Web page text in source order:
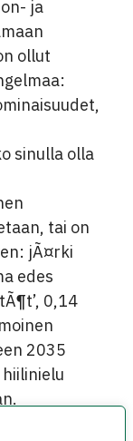
ja
ollut
sinulla olla
tai on
jÃ¤rki
edes
0,14
2035
hiilinielu